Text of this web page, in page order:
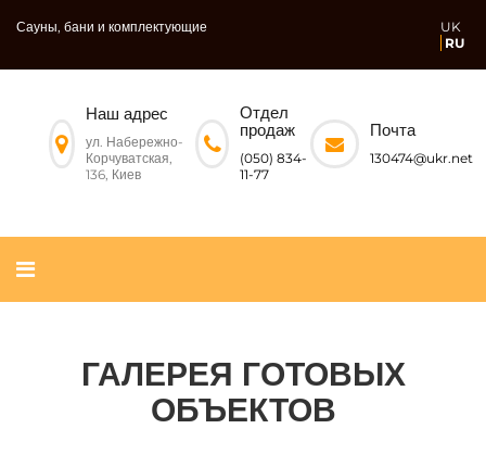
Сауны, бани и комплектующие
UK
RU
Наш адрес
ул. Набережно-
Корчуватская,
136, Киев
Отдел
продаж
(050) 834-
11-77
Почта
130474@ukr.net
ГАЛЕРЕЯ ГОТОВЫХ
ОБЪЕКТОВ